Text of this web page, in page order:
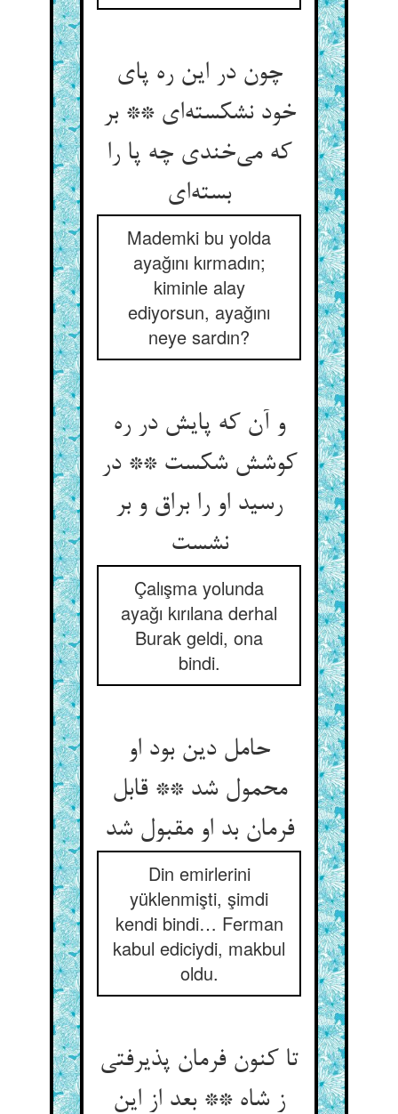
چون در این ره پای
خود نشکسته‌‌ای ** بر
که می‌‌خندی چه پا را
Mademki bu yolda
ayağını kırmadın;
kiminle alay
ediyorsun, ayağını
neye sardın?
و آن که پایش در ره
کوشش شکست ** در
رسید او را براق و بر
نشست‌‌
Çalışma yolunda
ayağı kırılana derhal
Burak geldi, ona
bindi.
حامل دین بود او
محمول شد ** قابل
فرمان بد او مقبول شد
Din emirlerini
yüklenmişti, şimdi
kendi bindi… Ferman
kabul ediciydi, makbul
oldu.
تا کنون فرمان پذیرفتی
ز شاه ** بعد از این